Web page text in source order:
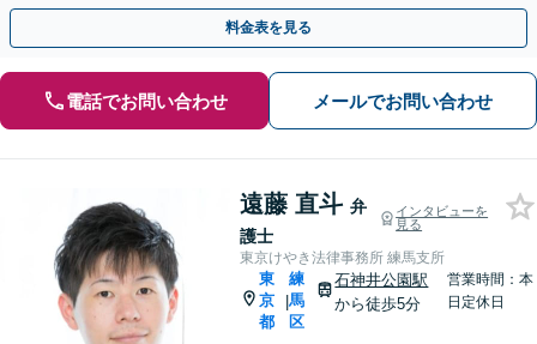
い【休日・夜間相談対応】【新宿駅1分】
料金表を見る
電話でお問い合わせ メールでお問い合わせ
遠藤 直斗 弁
護士
インタビューを
見る
東京けやき法律事務所 練馬支所
東
京
都
|
練
馬
区
石神井公園駅
から徒歩5分
営業時間：本
日定休日